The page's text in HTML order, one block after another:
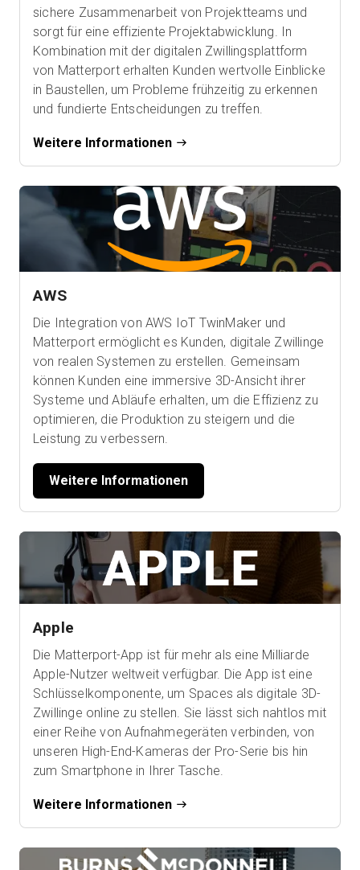
sichere Zusammenarbeit von Projektteams und
sorgt für eine effiziente Projektabwicklung. In
Kombination mit der digitalen Zwillingsplattform
von Matterport erhalten Kunden wertvolle Einblicke
in Baustellen, um Probleme frühzeitig zu erkennen
und fundierte Entscheidungen zu treffen.
Weitere Informationen
AWS
Die Integration von AWS IoT TwinMaker und
Matterport ermöglicht es Kunden, digitale Zwillinge
von realen Systemen zu erstellen. Gemeinsam
können Kunden eine immersive 3D-Ansicht ihrer
Systeme und Abläufe erhalten, um die Effizienz zu
optimieren, die Produktion zu steigern und die
Leistung zu verbessern.
Weitere Informationen
Apple
Die Matterport-App ist für mehr als eine Milliarde
Apple-Nutzer weltweit verfügbar. Die App ist eine
Schlüsselkomponente, um Spaces als digitale 3D-
Zwillinge online zu stellen. Sie lässt sich nahtlos mit
einer Reihe von Aufnahmegeräten verbinden, von
unseren High-End-Kameras der Pro-Serie bis hin
zum Smartphone in Ihrer Tasche.
Weitere Informationen